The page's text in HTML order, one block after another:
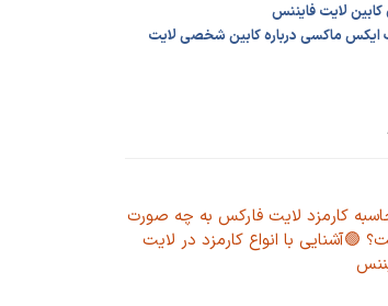
ایکس ماکسی درباره کابین شخصی لایت
کارمزد لایت فارکس به چه صورت
🟢آشنایی با انواع کارمزد در لایت